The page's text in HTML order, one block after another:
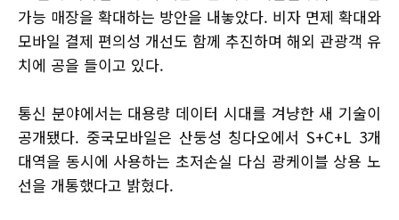
가능 매장을 확대하는 방안을 내놓았다. 비자 면제 확대와
모바일 결제 편의성 개선도 함께 추진하며 해외 관광객 유
치에 공을 들이고 있다.
통신 분야에서는 대용량 데이터 시대를 겨냥한 새 기술이
공개됐다. 중국모바일은 산둥성 칭다오에서 S+C+L 3개
대역을 동시에 사용하는 초저손실 다심 광케이블 상용 노
선을 개통했다고 밝혔다.